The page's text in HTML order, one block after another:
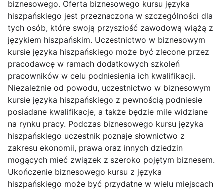
biznesowego. Oferta biznesowego kursu języka
hiszpańskiego jest przeznaczona w szczególności dla
tych osób, które swoją przyszłość zawodową wiążą z
językiem hiszpańskim. Uczestnictwo w biznesowym
kursie języka hiszpańskiego może być zlecone przez
pracodawcę w ramach dodatkowych szkoleń
pracowników w celu podniesienia ich kwalifikacji.
Niezależnie od powodu, uczestnictwo w biznesowym
kursie języka hiszpańskiego z pewnością podniesie
posiadane kwalifikacje, a także będzie mile widziane
na rynku pracy. Podczas biznesowego kursu języka
hiszpańskiego uczestnik poznaje słownictwo z
zakresu ekonomii, prawa oraz innych dziedzin
mogących mieć związek z szeroko pojętym biznesem.
Ukończenie biznesowego kursu z języka
hiszpańskiego może być przydatne w wielu miejscach